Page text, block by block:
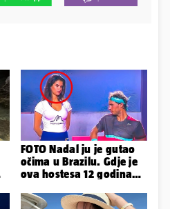
FOTO Nadal ju je gutao
očima u Brazilu. Gdje je
ova hostesa 12 godina